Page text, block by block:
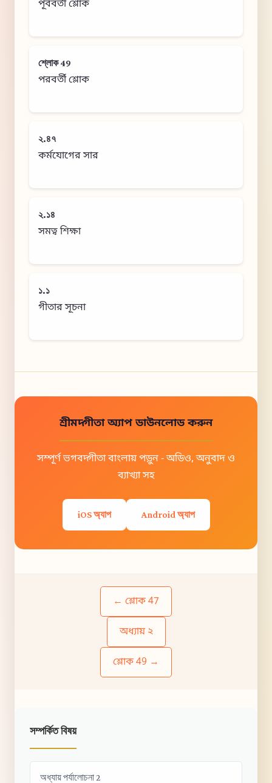
পূর্ববর্তী শ্লোক
শ্লোক 49
পরবর্তী শ্লোক
২.৪৭
কর্মযোগের সার
২.১৪
সমত্ব শিক্ষা
১.১
গীতার সূচনা
শ্রীমদ্গীতা অ্যাপ ডাউনলোড করুন
সম্পূর্ণ ভগবদ্গীতা বাংলায় পড়ুন - অডিও, অনুবাদ ও
ব্যাখ্যা সহ
iOS অ্যাপ Android অ্যাপ
← শ্লোক 47
অধ্যায় ২
শ্লোক 49 →
সম্পর্কিত বিষয়
অধ্যায় পর্যালোচনা 2